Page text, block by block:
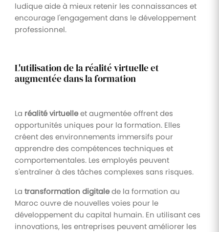
ludique aide à mieux retenir les connaissances et
encourage l'engagement dans le développement
professionnel.
L'utilisation de la réalité virtuelle et
augmentée dans la formation
La réalité virtuelleet augmentée offrent des
opportunités uniques pour la formation. Elles
créent des environnements immersifs pour
apprendre des compétences techniques et
comportementales. Les employés peuvent
s'entraîner à des tâches complexes sans risques.
La transformation digitalede la formation au
Maroc ouvre de nouvelles voies pour le
développement du capital humain. En utilisant ces
innovations, les entreprises peuvent améliorer les